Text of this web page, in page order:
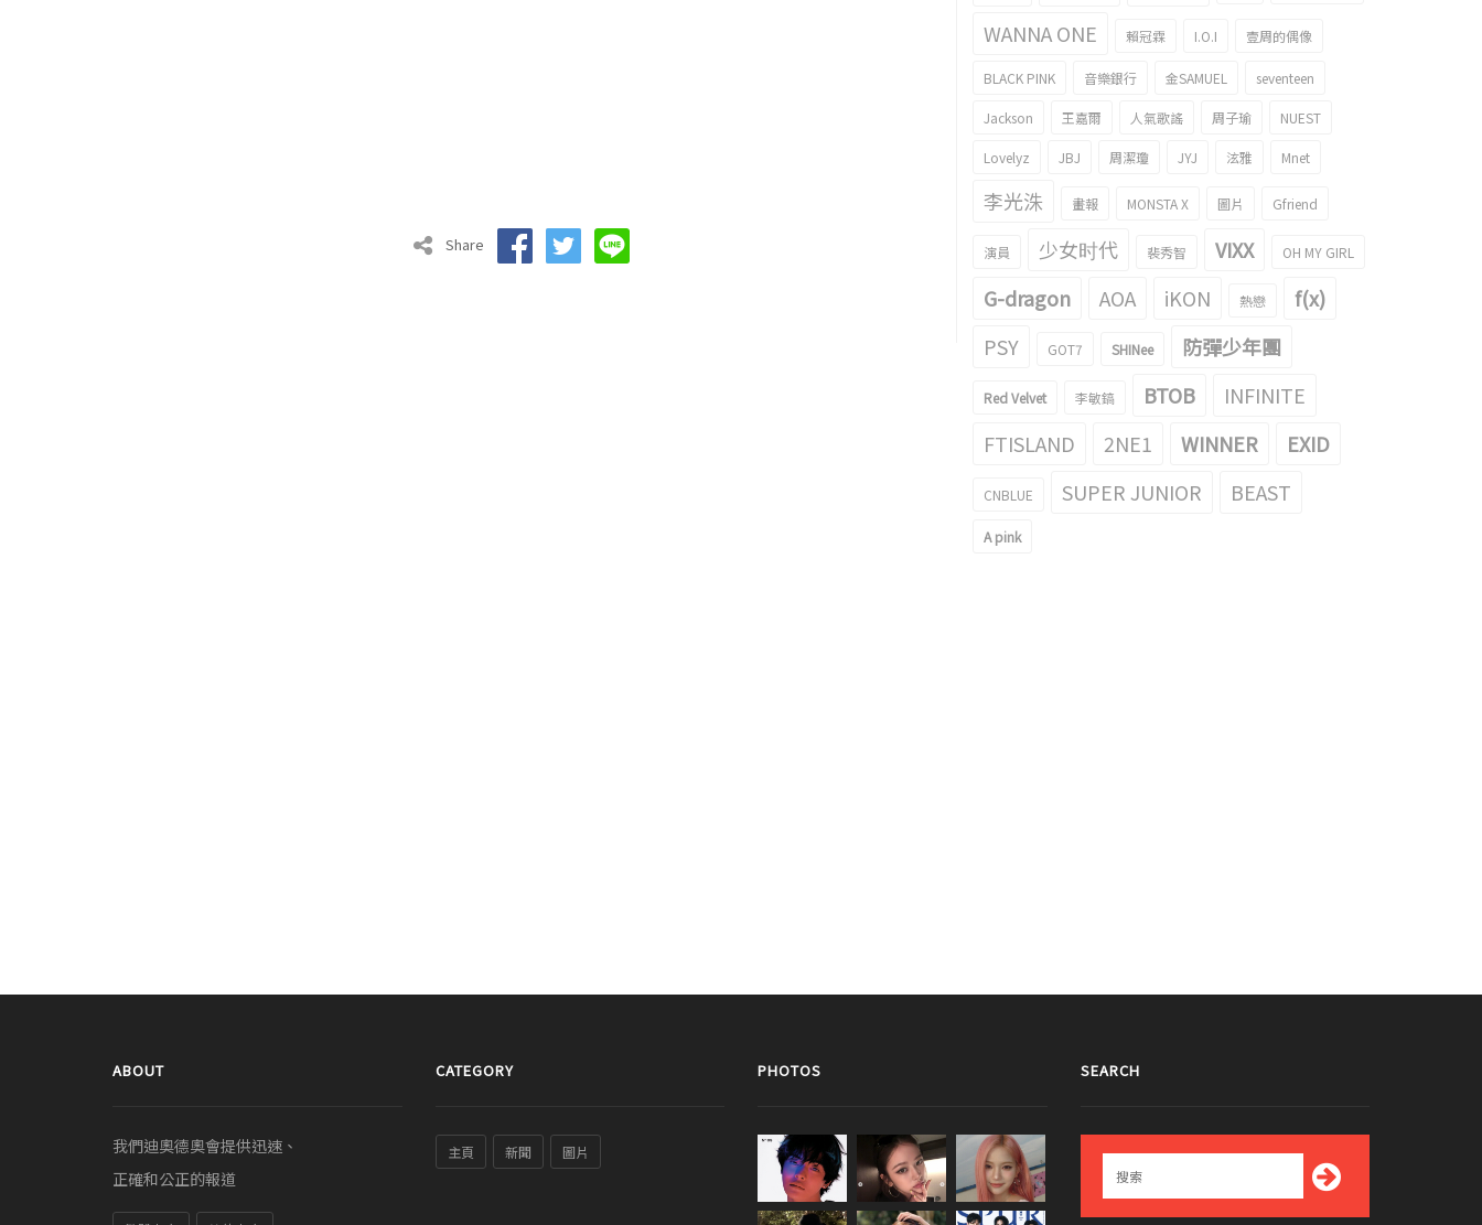
Share
WANNA ONE 賴冠霖 I.O.I 壹周的偶像
BLACK PINK 音樂銀行 金SAMUEL seventeen
Jackson 王嘉爾 人氣歌謠 周子瑜 NUEST
Lovelyz JBJ 周潔瓊 JYJ 泫雅 Mnet
李光洙 畫報 MONSTA X 圖片 Gfriend
演員 少女时代 裴秀智 VIXX OH MY GIRL
G-dragon AOA iKON 熱戀
f(x)
PSY
GOT7 SHINee 防彈少年團
Red Velvet 李敏鎬 BTOB
INFINITE
FTISLAND
2NE1 WINNER EXID
CNBLUE SUPER JUNIOR BEAST
A pink
ABOUT
我們迪奧德奧會提供迅速、
正確和公正的報道
CATEGORY
主頁 新聞 圖片
PHOTOS SEARCH